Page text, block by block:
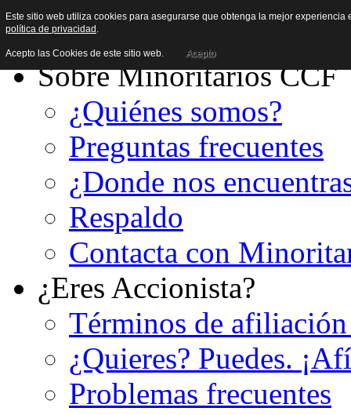
Sobre Minoritarios CCF
¿Quiénes somos?
Preguntas frecuentes
¿Donde nos
Respaldo
Contacta con
¿Eres Accionista?
Términos de
¿Quieres? Puedes.
Problemas frecuentes
Este sitio web utiliza cookies para asegurarse que obtenga la mejor
política de privacidad .
Acepto las Cookies de este sitio web. Acepto